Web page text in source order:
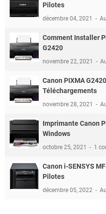
Pilotes
décembre 04, 2021
Comment Installer
G2420
novembre 22, 2021
Canon PIXMA
Téléchargements
novembre 28, 2021
Imprimante Canon
Windows
octobre 25, 2021 1
Canon i-SENSYS
Pilotes
décembre 05, 2022